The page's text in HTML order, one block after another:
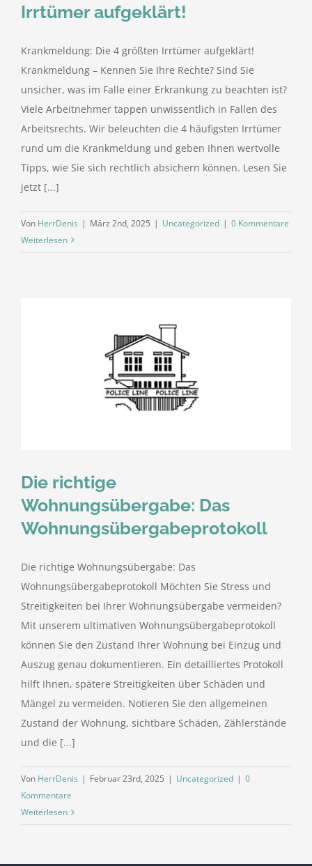
Irrtümer aufgeklärt!
Krankmeldung: Die 4 größten Irrtümer aufgeklärt!
Krankmeldung – Kennen Sie Ihre Rechte? Sind Sie
unsicher, was im Falle einer Erkrankung zu beachten ist?
Viele Arbeitnehmer tappen unwissentlich in Fallen des
Arbeitsrechts. Wir beleuchten die 4 häufigsten Irrtümer
rund um die Krankmeldung und geben Ihnen wertvolle
Tipps, wie Sie sich rechtlich absichern können. Lesen Sie
jetzt [...]
Von HerrDenis | März 2nd, 2025 | Uncategorized | 0 Kommentare
Weiterlesen
Die richtige
Wohnungsübergabe: Das
Wohnungsübergabeprotokoll
Die richtige Wohnungsübergabe: Das
Wohnungsübergabeprotokoll Möchten Sie Stress und
Streitigkeiten bei Ihrer Wohnungsübergabe vermeiden?
Mit unserem ultimativen Wohnungsübergabeprotokoll
können Sie den Zustand Ihrer Wohnung bei Einzug und
Auszug genau dokumentieren. Ein detailliertes Protokoll
hilft Ihnen, spätere Streitigkeiten über Schäden und
Mängel zu vermeiden. Notieren Sie den allgemeinen
Zustand der Wohnung, sichtbare Schäden, Zählerstände
und die [...]
Von HerrDenis | Februar 23rd, 2025 | Uncategorized | 0
Kommentare
Weiterlesen